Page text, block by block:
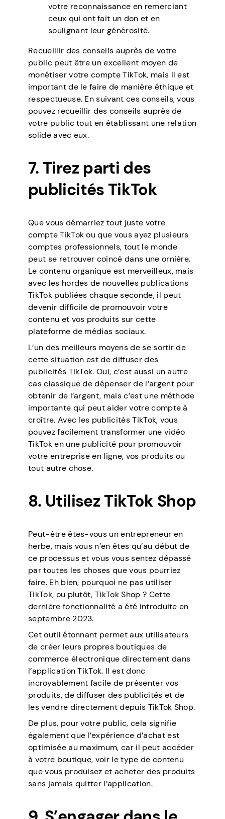
votre reconnaissance en remerciant
ceux qui ont fait un don et en
soulignant leur générosité.
Recueillir des conseils auprès de votre
public peut être un excellent moyen de
monétiser votre compte TikTok, mais il est
important de le faire de manière éthique et
respectueuse. En suivant ces conseils, vous
pouvez recueillir des conseils auprès de
votre public tout en établissant une relation
solide avec eux.
7. Tirez parti des
publicités TikTok
Que vous démarriez tout juste votre
compte TikTok ou que vous ayez plusieurs
comptes professionnels, tout le monde
peut se retrouver coincé dans une ornière.
Le contenu organique est merveilleux, mais
avec les hordes de nouvelles publications
TikTok publiées chaque seconde, il peut
devenir difficile de promouvoir votre
contenu et vos produits sur cette
plateforme de médias sociaux.
L’un des meilleurs moyens de se sortir de
cette situation est de diffuser des
publicités TikTok. Oui, c’est aussi un autre
cas classique de dépenser de l’argent pour
obtenir de l’argent, mais c’est une méthode
importante qui peut aider votre compte à
croître. Avec les publicités TikTok, vous
pouvez facilement transformer une vidéo
TikTok en une publicité pour promouvoir
votre entreprise en ligne, vos produits ou
tout autre chose.
8. Utilisez TikTok Shop
Peut-être êtes-vous un entrepreneur en
herbe, mais vous n’en êtes qu’au début de
ce processus et vous vous sentez dépassé
par toutes les choses que vous pourriez
faire. Eh bien, pourquoi ne pas utiliser
TikTok, ou plutôt, TikTok Shop ? Cette
dernière fonctionnalité a été introduite en
septembre 2023.
Cet outil étonnant permet aux utilisateurs
de créer leurs propres boutiques de
commerce électronique directement dans
l’application TikTok. Il est donc
incroyablement facile de présenter vos
produits, de diffuser des publicités et de
les vendre directement depuis TikTok Shop.
De plus, pour votre public, cela signifie
également que l’expérience d’achat est
optimisée au maximum, car il peut accéder
à votre boutique, voir le type de contenu
que vous produisez et acheter des produits
sans jamais quitter l’application.